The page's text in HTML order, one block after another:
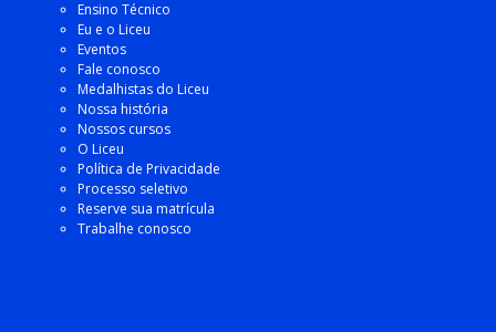
Ensino Técnico
Eu e o Liceu
Eventos
Fale conosco
Medalhistas do Liceu
Nossa história
Nossos cursos
O Liceu
Política de Privacidade
Processo seletivo
Reserve sua matrícula
Trabalhe conosco